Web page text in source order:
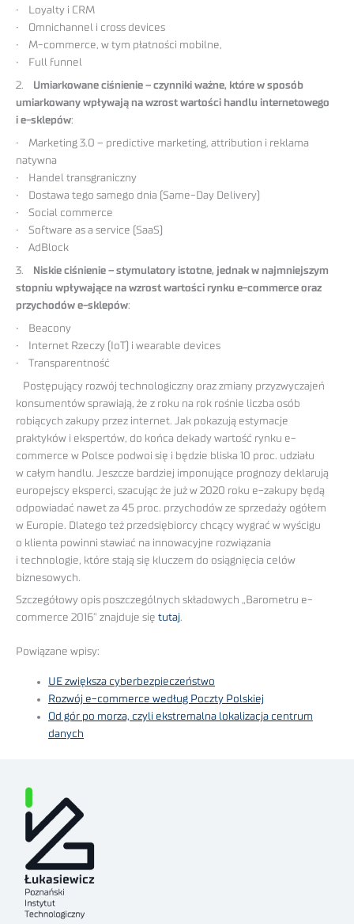
• Loyalty i CRM
• Omnichannel i cross devices
• M-commerce, w tym płatności mobilne,
• Full funnel
2. Umiarkowane ciśnienie – czynniki ważne, które w sposób
umiarkowany wpływają na wzrost wartości handlu internetowego
i e-sklepów:
• Marketing 3.0 – predictive marketing, attribution i reklama
natywna
• Handel transgraniczny
• Dostawa tego samego dnia (Same-Day Delivery)
• Social commerce
• Software as a service (SaaS)
• AdBlock
3.
Niskie ciśnienie – stymulatory istotne, jednak w najmniejszym
stopniu wpływające na wzrost wartości rynku e-commerce oraz
przychodów e-sklepów:
• Beacony
• Internet Rzeczy (IoT) i wearable devices
• Transparentność
Postępujący rozwój technologiczny oraz zmiany przyzwyczajeń
konsumentów sprawiają, że z roku na rok rośnie liczba osób
robiących zakupy przez internet. Jak pokazują estymacje
praktyków i ekspertów, do końca dekady wartość rynku e-
commerce w Polsce podwoi się i będzie bliska 10 proc. udziału
w całym handlu. Jeszcze bardziej imponujące prognozy deklarują
europejscy eksperci, szacując że już w 2020 roku e-zakupy będą
odpowiadać nawet za 45 proc. przychodów ze sprzedaży ogółem
w Europie. Dlatego też przedsiębiorcy chcący wygrać w wyścigu
o klienta powinni stawiać na innowacyjne rozwiązania
i technologie, które stają się kluczem do osiągnięcia celów
biznesowych.
Szczegółowy opis poszczególnych składowych „Barometru e-
commerce 2016” znajduje się tutaj.
Powiązane wpisy:
UE zwiększa cyberbezpieczeństwo
Rozwój e-commerce według Poczty Polskiej
Od gór po morza, czyli ekstremalna lokalizacja centrum
danych